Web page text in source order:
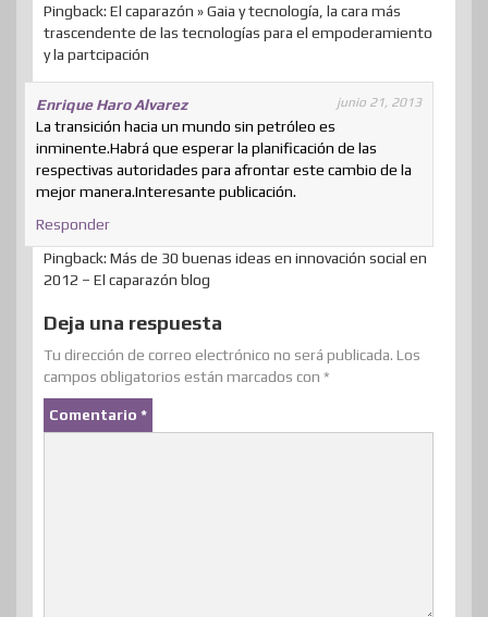
Pingback: El caparazón » Gaia y tecnología, la cara más
trascendente de las tecnologías para el empoderamiento
y la partcipación
Enrique Haro Alvarez junio 21, 2013
La transición hacia un mundo sin petróleo es
inminente.Habrá que esperar la planificación de las
respectivas autoridades para afrontar este cambio de la
mejor manera.Interesante publicación.
Responder
Pingback: Más de 30 buenas ideas en innovación social en
2012 – El caparazón blog
Deja una respuesta
Tu dirección de correo electrónico no será publicada. Los
campos obligatorios están marcados con *
Comentario *